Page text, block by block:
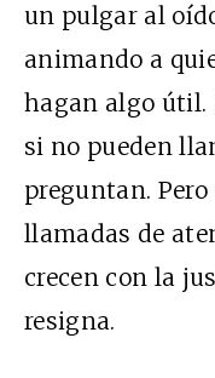
un pulgar al
animando a
hagan algo útil.
si no pueden
preguntan.
llamadas de
crecen con la
resigna.